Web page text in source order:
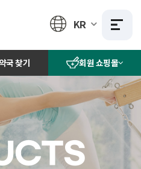
국 찾기 회원 쇼핑몰
KR